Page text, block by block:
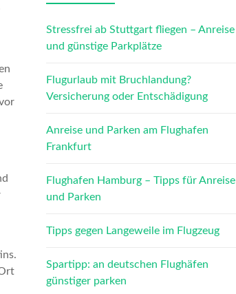
Stressfrei ab Stuttgart fliegen – Anreise
und günstige Parkplätze
Flugurlaub mit Bruchlandung?
Versicherung oder Entschädigung
Anreise und Parken am Flughafen
Frankfurt
Flughafen Hamburg – Tipps für Anreise
und Parken
Tipps gegen Langeweile im Flugzeug
Spartipp: an deutschen Flughäfen
günstiger parken